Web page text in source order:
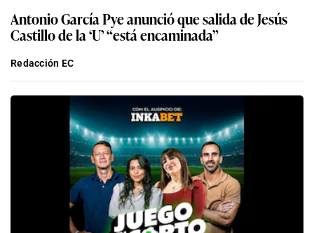
Antonio García Pye anunció que salida de Jesús
Castillo de la ‘U’ “está encaminada”
Redacción EC